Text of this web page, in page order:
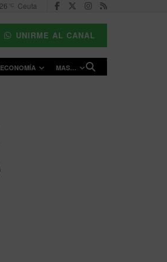
26 °C Ceuta
UNIRME AL CANAL
ECONOMÍA MAS…